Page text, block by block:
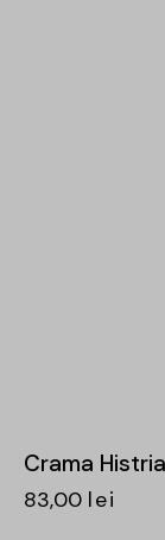
Crama
83,00 lei